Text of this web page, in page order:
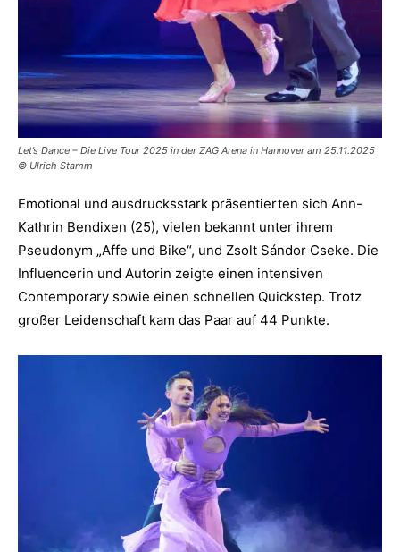
Let’s Dance – Die Live Tour 2025 in der ZAG Arena in Hannover am 25.11.2025
© Ulrich Stamm
Emotional und ausdrucksstark präsentierten sich Ann-
Kathrin Bendixen (25), vielen bekannt unter ihrem
Pseudonym „Affe und Bike“, und Zsolt Sándor Cseke. Die
Influencerin und Autorin zeigte einen intensiven
Contemporary sowie einen schnellen Quickstep. Trotz
großer Leidenschaft kam das Paar auf 44 Punkte.